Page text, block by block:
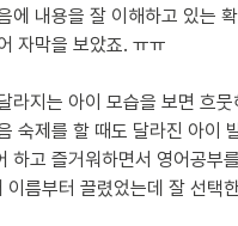
에 내용을 잘 이해하고 있는
자막을 보았죠. ㅠㅠ
라지는 아이 모습을 보면 흐뭇
숙제를 할 때도 달라진 아이
하고 즐거워하면서 영어공부
이름부터 끌렸었는데 잘 선택